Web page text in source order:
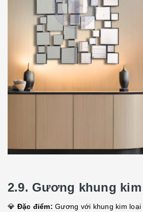
2.9. Gương khung
💎 Đặc điểm: Gương với khung kim